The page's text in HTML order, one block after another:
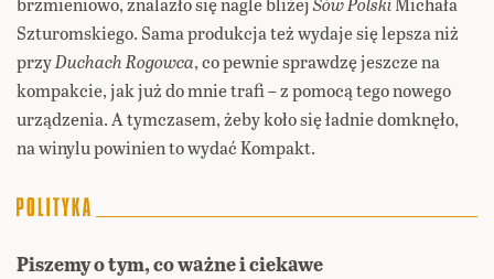
Szturomskiego. Sama produkcja też wydaje się lepsza niż
przyDuchach Rogowca, co pewnie sprawdzę jeszcze na
kompakcie, jak już do mnie trafi – z pomocą tego nowego
urządzenia. A tymczasem, żeby koło się ładnie domknęło,
na winylu powinien to wydać Kompakt.
Piszemy o tym, co ważne i ciekawe